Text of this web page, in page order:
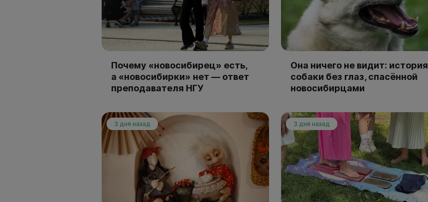
Почему «новосибирец» есть,
а «новосибирки» нет — ответ
преподавателя НГУ
Она ничего не видит: история
собаки без глаз, спасённой
новосибирцами
3 дня назад 3 дня назад